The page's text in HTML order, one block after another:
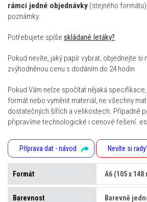
rámci jedné objednávky (stejného
poznámky.
Potřebujete spíše skládané letáky?
Pokud nevíte, jaký papír vybrat, objednejte si
zvýhodněnou cenu s dodáním do 24 hodin
Pokud Vám nelze spočítat nějaká
formát nebo vyměnit materiál, ne všechny
dostatečných šířích a velikostech. Případně
připravíme technologické i cenové řešení.
Příprava dat - návod Nevíte si
Formát
Barevnost